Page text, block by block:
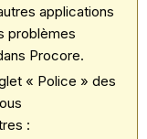
applications
problèmes
Procore.
« Police » des
: